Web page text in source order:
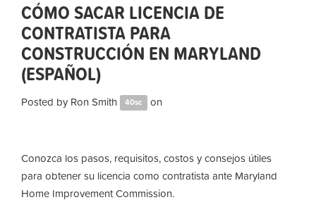
CÓMO SACAR LICENCIA DE
CONTRATISTA PARA
CONSTRUCCIÓN EN MARYLAND
(ESPAÑOL)
Posted by Ron Smith 40sc on
Conozca los pasos, requisitos, costos y consejos útiles
para obtener su licencia como contratista ante Maryland
Home Improvement Commission.